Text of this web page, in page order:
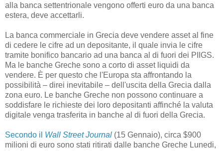
alla banca settentrionale vengono offerti euro da una banca
estera, deve accettarli.
La banca commerciale in Grecia deve vendere asset al fine
di cedere le cifre ad un depositante, il quale invia le cifre
tramite bonifico bancario ad una banca al di fuori dei PIIGS.
Ma le banche Greche sono a corto di asset liquidi da
vendere. È per questo che l'Europa sta affrontando la
possibilità – direi inevitabile – dell'uscita della Grecia dalla
zona euro. Le banche Greche non possono continuare a
soddisfare le richieste dei loro depositanti affinché la valuta
digitale venga trasferita in banche al di fuori della Grecia.
Secondo il Wall Street Journal (15 Gennaio), circa $900
milioni di euro sono stati ritirati dalle banche Greche Lunedi,